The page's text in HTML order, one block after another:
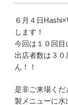
６月４日
します！
今回は１０回目
出店者数は３０
ん！！
是非ご来場くだ
製メニューに水